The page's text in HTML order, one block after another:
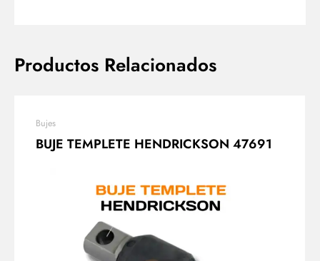
Productos Relacionados
Bujes
BUJE TEMPLETE HENDRICKSON 47691